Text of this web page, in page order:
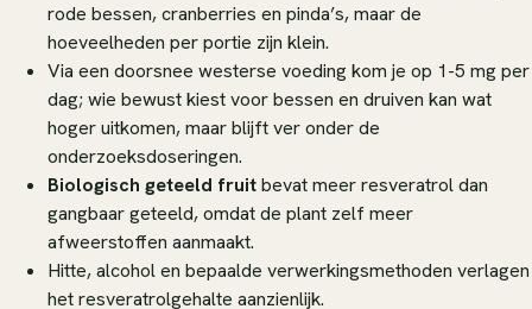
rode bessen, cranberries en pinda’s, maar de
hoeveelheden per portie zijn klein.
Via een doorsnee westerse voeding kom je op 1-5 mg per
dag; wie bewust kiest voor bessen en druiven kan wat
hoger uitkomen, maar blijft ver onder de
onderzoeksdoseringen.
Biologisch geteeld fruitbevat meer resveratrol dan
gangbaar geteeld, omdat de plant zelf meer
afweerstoffen aanmaakt.
Hitte, alcohol en bepaalde verwerkingsmethoden verlagen
het resveratrolgehalte aanzienlijk.